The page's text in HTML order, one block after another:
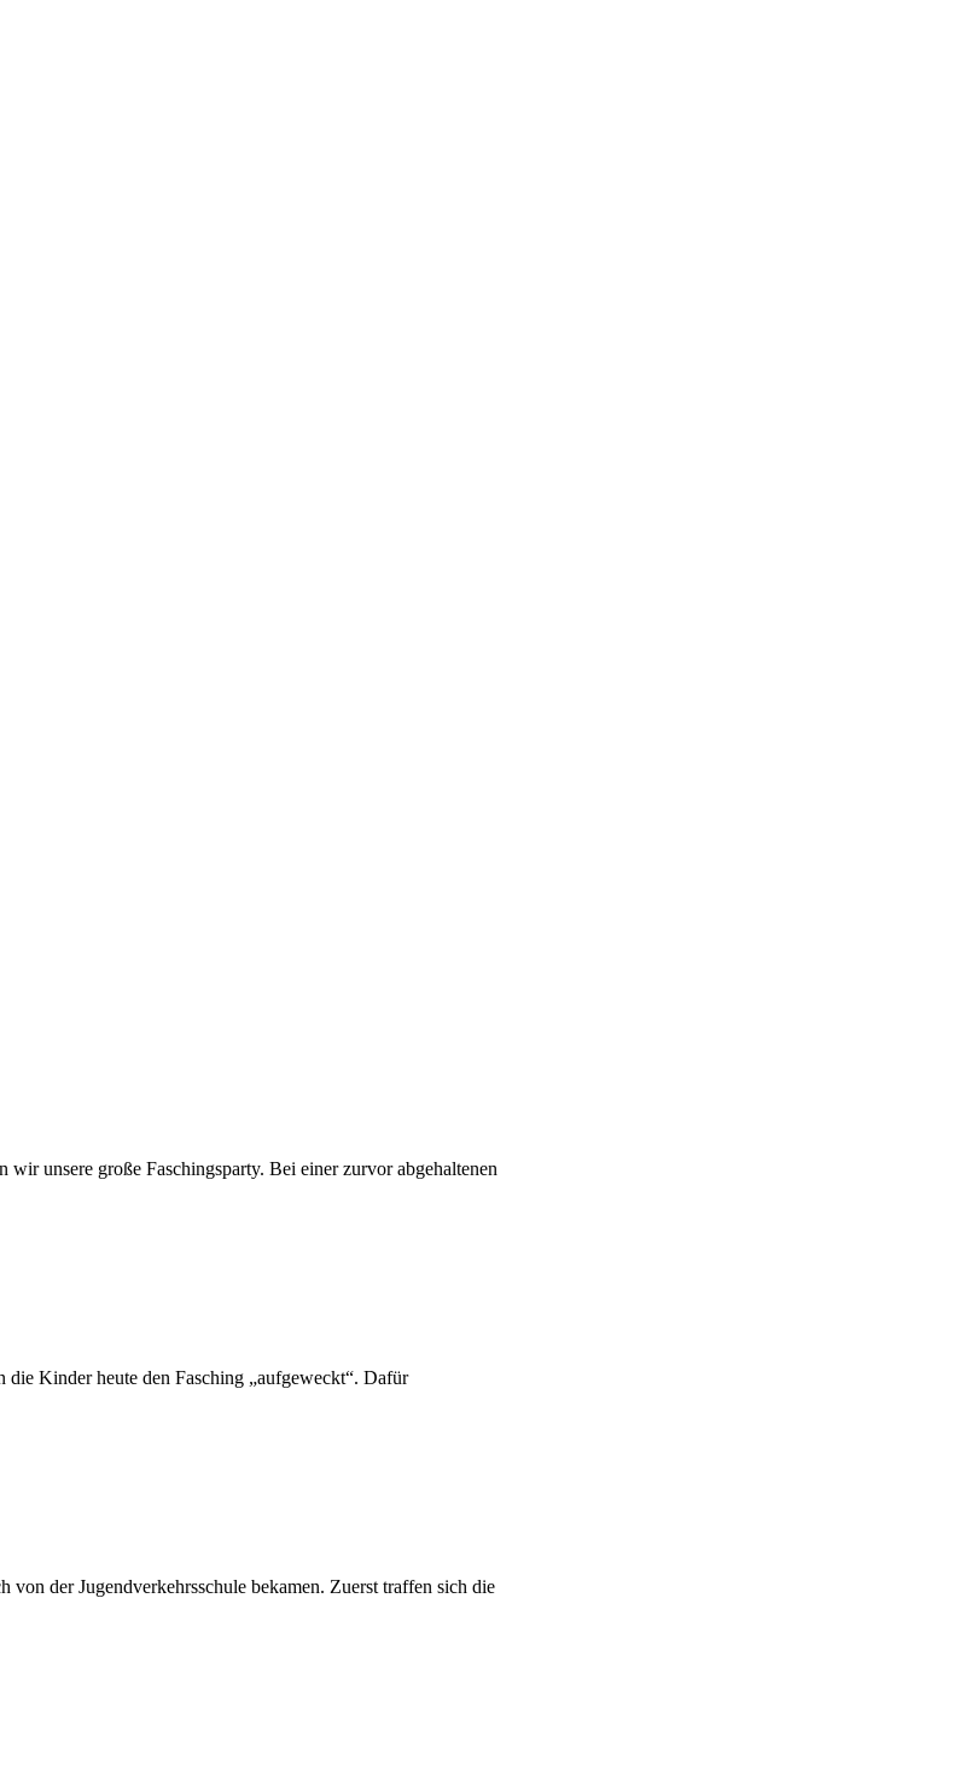
unsere große Faschingsparty. Bei einer zurvor abgehaltenen
Kinder heute den Fasching „aufgeweckt“. Dafür
von der Jugendverkehrsschule bekamen. Zuerst traffen sich die